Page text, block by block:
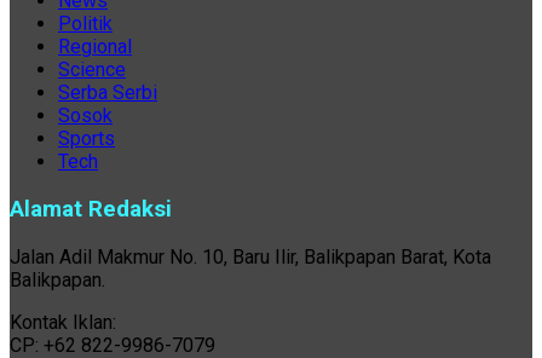
Politik
Regional
Science
Serba Serbi
Sosok
Sports
Tech
Alamat Redaksi
Jalan Adil Makmur No. 10, Baru Ilir, Balikpapan Barat, Kota
Balikpapan.
Kontak Iklan:
CP: +62 822-9986-7079